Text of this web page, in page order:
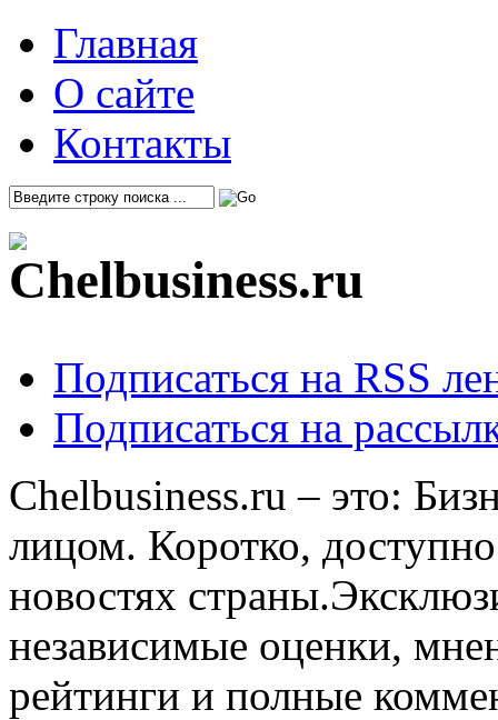
Главная
О сайте
Контакты
Подписаться на RSS
Подписаться на
Chelbusiness.ru – это:
лицом. Коротко,
новостях
независимые оценки,
рейтинги и полные